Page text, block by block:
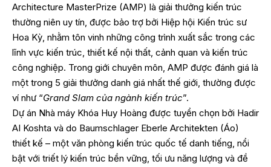
Architecture MasterPrize (AMP) là giải thưởng kiến trúc
thường niên uy tín, được bảo trợ bởi Hiệp hội Kiến trúc sư
Hoa Kỳ, nhằm tôn vinh những công trình xuất sắc trong các
lĩnh vực kiến trúc, thiết kế nội thất, cảnh quan và kiến trúc
công nghiệp. Trong giới chuyên môn, AMP được đánh giá là
một trong 5 giải thưởng danh giá nhất thế giới, thường được
ví như “Grand Slam của ngành kiến trúc”.
Dự án Nhà máy Khóa Huy Hoàng được tuyển chọn bởi Hadir
AI Koshta và do Baumschlager Eberle Architekten (Áo)
thiết kế – một văn phòng kiến trúc quốc tế danh tiếng, nổi
bật với triết lý kiến trúc bền vững, tối ưu năng lượng và đề